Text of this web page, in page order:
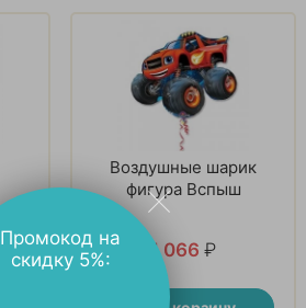
Воздушные шарик
фигура Вспыш
1 066 ₽
Промокод на
скидку 5%: